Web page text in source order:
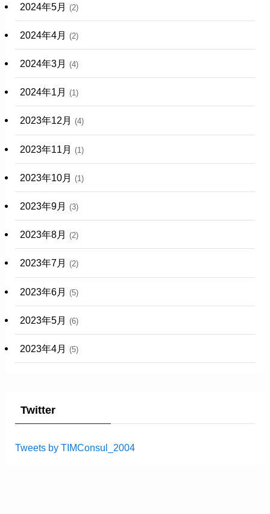
2024年5月 (2)
2024年4月 (2)
2024年3月 (4)
2024年1月 (1)
2023年12月 (4)
2023年11月 (1)
2023年10月 (1)
2023年9月 (3)
2023年8月 (2)
2023年7月 (2)
2023年6月 (5)
2023年5月 (6)
2023年4月 (5)
Twitter
Tweets by TIMConsul_2004